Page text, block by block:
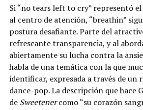
Si “no tears left to cry” representó
al centro de atención, “breathin”
postura desafiante. Parte del
refrescante transparencia, y al
abiertamente su lucha contra la
habla de una temática con la que
identificar, expresada a través de un
dance-pop. La descripción que hace
deSweetenercomo “su corazón